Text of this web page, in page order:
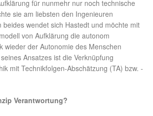
für nunmehr nur noch technische
sie am liebsten den Ingenieuren
beides wendet sich Hastedt und möchte mit
von Aufklärung die autonom
wieder der Autonomie des Menschen
Ansatzes ist die Verknüpfung
mit Technikfolgen-Abschätzung (TA) bzw. -
Verantwortung?